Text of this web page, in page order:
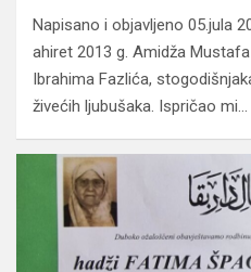
Napisano i objavljeno 05.jula
ahiret 2013 g. Amidža
Ibrahima Fazlića,
živećih ljubušaka. Ispričao mi…